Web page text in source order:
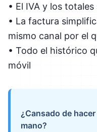
• El IVA y los
• La factura
mismo canal por el
• Todo el histórico
móvil
¿Cansado de
mano?